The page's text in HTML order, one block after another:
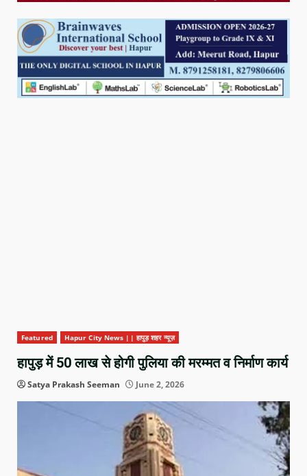
Featured Hapur City News || हापुड़ शहर न्यूज़
हापुड़ में 50 लाख से होगी पुलिया की मरम्मत व निर्माण कार्य
Satya Prakash Seeman June 2, 2026